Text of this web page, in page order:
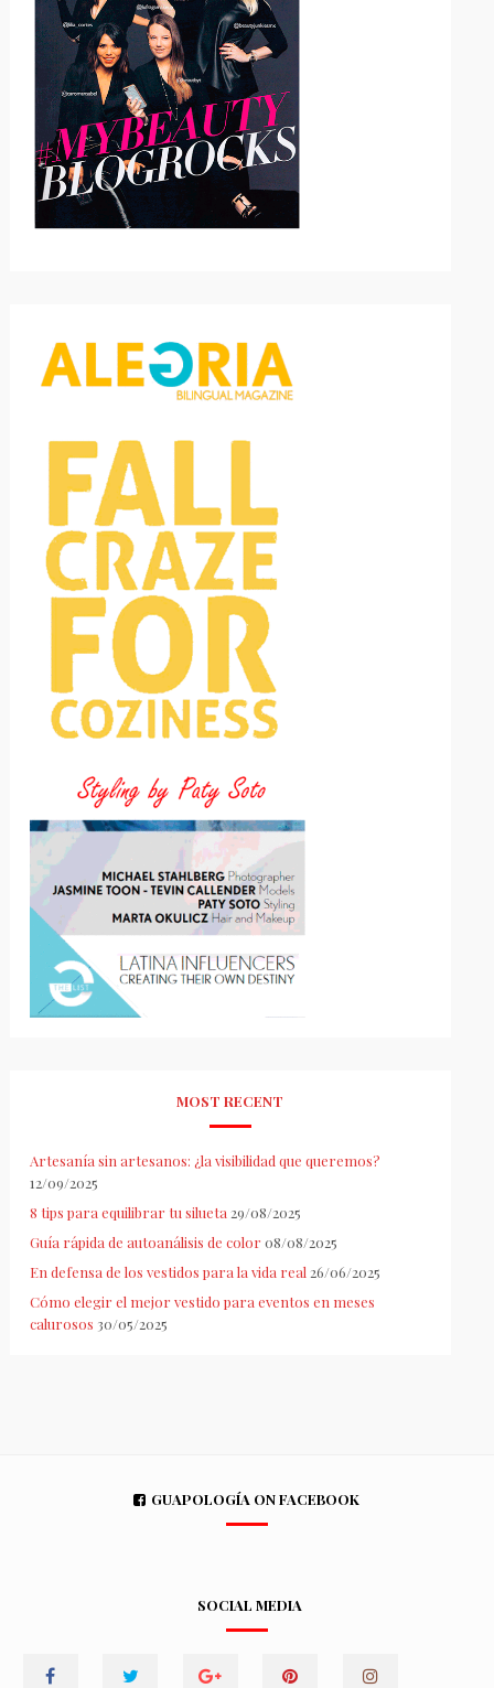
MOST RECENT
Artesanía sin artesanos: ¿la visibilidad que queremos?
12/09/2025
8 tips para equilibrar tu silueta 29/08/2025
Guía rápida de autoanálisis de color 08/08/2025
En defensa de los vestidos para la vida real 26/06/2025
Cómo elegir el mejor vestido para eventos en meses
calurosos 30/05/2025
GUAPOLOGÍA ON FACEBOOK
SOCIAL MEDIA